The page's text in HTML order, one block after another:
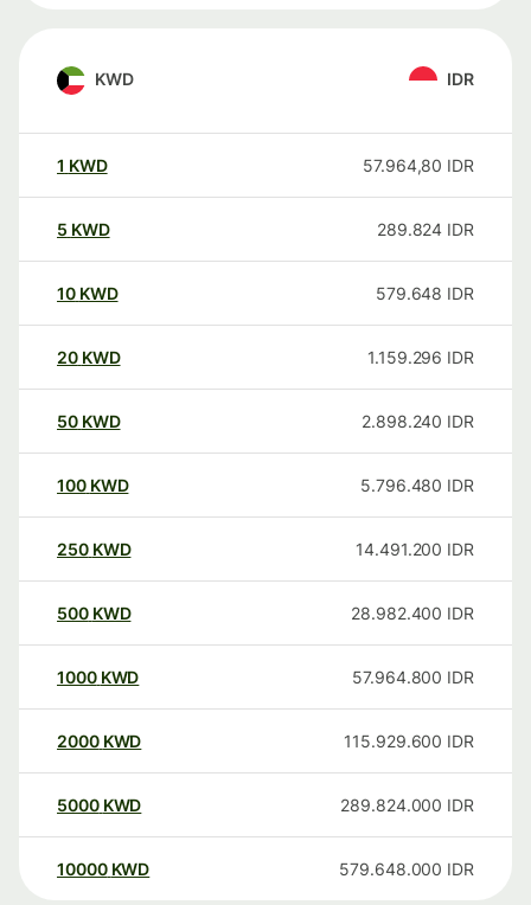
KWD IDR
1 KWD 57.964,80 IDR
5 KWD 289.824 IDR
10 KWD 579.648 IDR
20 KWD 1.159.296 IDR
50 KWD 2.898.240 IDR
100 KWD 5.796.480 IDR
250 KWD 14.491.200 IDR
500 KWD 28.982.400 IDR
1000 KWD 57.964.800 IDR
2000 KWD 115.929.600 IDR
5000 KWD 289.824.000 IDR
10000 KWD 579.648.000 IDR